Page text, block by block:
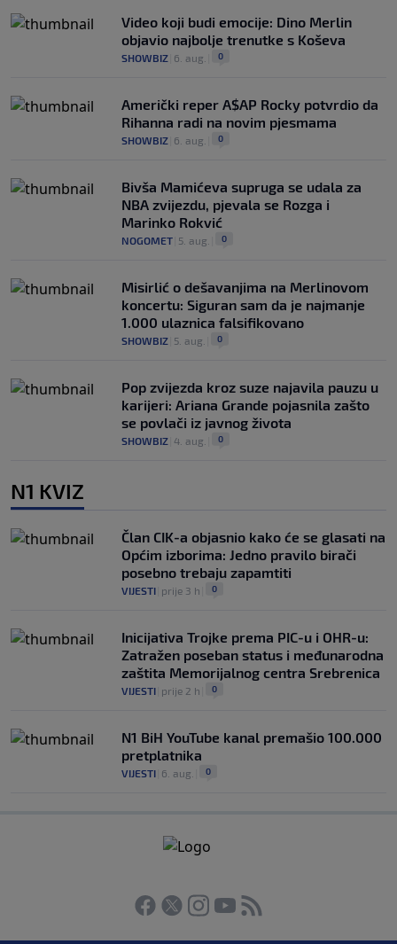
Video koji budi emocije: Dino Merlin
objavio najbolje trenutke s Koševa
SHOWBIZ 6. aug. 0
Američki reper A$AP Rocky potvrdio da
Rihanna radi na novim pjesmama
SHOWBIZ 6. aug. 0
Bivša Mamićeva supruga se udala za
NBA zvijezdu, pjevala se Rozga i
Marinko Rokvić
NOGOMET 5. aug. 0
Misirlić o dešavanjima na Merlinovom
koncertu: Siguran sam da je najmanje
1.000 ulaznica falsifikovano
SHOWBIZ 5. aug. 0
Pop zvijezda kroz suze najavila pauzu u
karijeri: Ariana Grande pojasnila zašto
se povlači iz javnog života
SHOWBIZ 4. aug. 0
N1 KVIZ
Član CIK-a objasnio kako će se glasati na
Općim izborima: Jedno pravilo birači
posebno trebaju zapamtiti
VIJESTI prije 3 h 0
Inicijativa Trojke prema PIC-u i OHR-u:
Zatražen poseban status i međunarodna
zaštita Memorijalnog centra Srebrenica
VIJESTI prije 2 h 0
N1 BiH YouTube kanal premašio 100.000
pretplatnika
VIJESTI 6. aug. 0